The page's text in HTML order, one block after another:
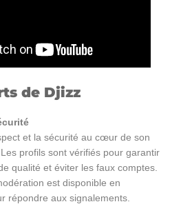
de Djizz
et la sécurité au cœur de son
profils sont vérifiés pour garantir
qualité et éviter les faux comptes.
est disponible en
répondre aux signalements.